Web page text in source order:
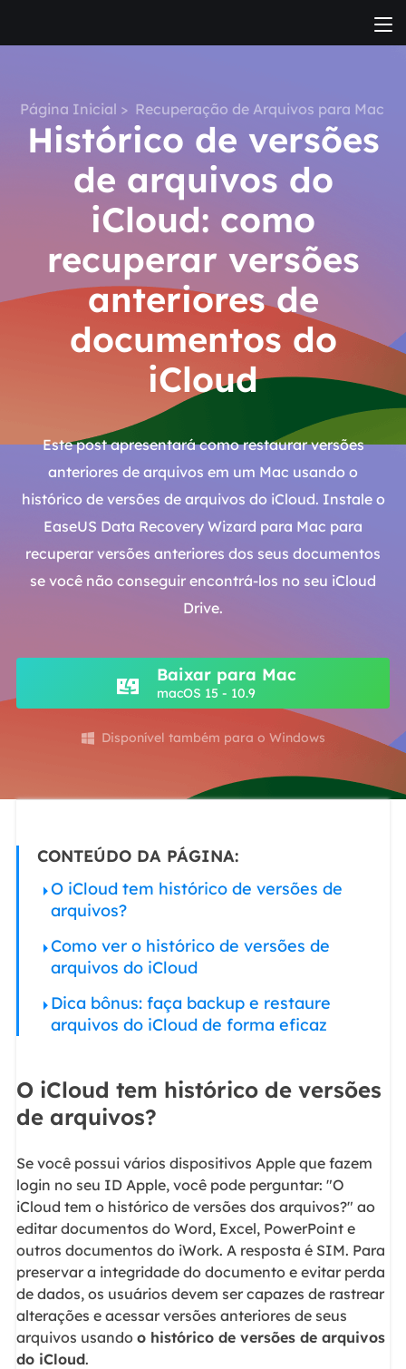
Página Inicial > Recuperação de Arquivos para Mac
Histórico de versões
de arquivos do
iCloud: como
recuperar versões
anteriores de
documentos do
iCloud
Este post apresentará como restaurar versões
anteriores de arquivos em um Mac usando o
histórico de versões de arquivos do iCloud. Instale o
EaseUS Data Recovery Wizard para Mac para
recuperar versões anteriores dos seus documentos
se você não conseguir encontrá-los no seu iCloud
Drive.
Baixar para Mac
macOS 15 - 10.9
 Disponível também para o Windows
CONTEÚDO DA PÁGINA:
O iCloud tem histórico de versões de
arquivos?
Como ver o histórico de versões de
arquivos do iCloud
Dica bônus: faça backup e restaure
arquivos do iCloud de forma eficaz
O iCloud tem histórico de versões
de arquivos?
Se você possui vários dispositivos Apple que fazem
login no seu ID Apple, você pode perguntar: "O
iCloud tem o histórico de versões dos arquivos?" ao
editar documentos do Word, Excel, PowerPoint e
outros documentos do iWork. A resposta é SIM. Para
preservar a integridade do documento e evitar perda
de dados, os usuários devem ser capazes de rastrear
alterações e acessar versões anteriores de seus
arquivos usando o histórico de versões de arquivos
do iCloud.